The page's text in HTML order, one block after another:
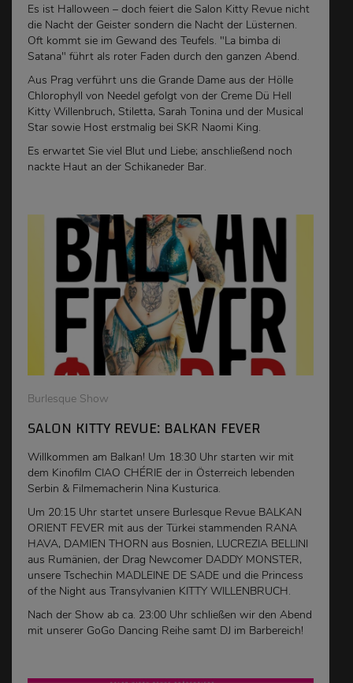
Es ist Halloween – doch feiert die Salon Kitty Revue nicht
die Nacht der Geister sondern die Nacht der Lüsternen.
Oft kommt sie im Gewand des Teufels. "La bimba di
Satana" führt als roter Faden durch den ganzen Abend.
Aus Prag verführt uns die Grande Dame aus der Hölle
Chlorophyll von Needel gefolgt von der Creme Dü Hell
Kitty Willenbruch, Stiletta, Sarah Tonina und der Musical
Star sowie Host erstmalig bei SKR Naomi King.
Es erwartet Sie viel Blut und Liebe; anschließend noch
nackte Haut an der Schikaneder Bar.
Burlesque Show
SALON KITTY REVUE: BALKAN FEVER
Willkommen am Balkan! Um 18:30 Uhr starten wir mit
dem Kinofilm CIAO CHÉRIE der in Österreich lebenden
Serbin & Filmemacherin Nina Kusturica.
Um 20:15 Uhr startet unsere Burlesque Revue BALKAN
ORIENT FEVER mit aus der Türkei stammenden RANA
HAVA, DAMIEN THORN aus Bosnien, LUCREZIA BELLINI
aus Rumänien, der Drag Newcomer DADDY MONSTER,
unsere Tschechin MADLEINE DE SADE und die Princess
of the Night aus Transylvanien KITTY WILLENBRUCH.
Nach der Show ab ca. 23:00 Uhr schließen wir den Abend
mit unserer GoGo Dancing Reihe samt DJ im Barbereich!